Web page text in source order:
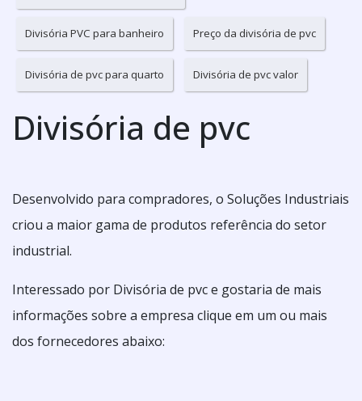
Divisória PVC para banheiro Preço da divisória de pvc
Divisória de pvc para quarto Divisória de pvc valor
Divisória de pvc
Desenvolvido para compradores, o Soluções Industriais
criou a maior gama de produtos referência do setor
industrial.
Interessado por Divisória de pvc e gostaria de mais
informações sobre a empresa clique em um ou mais
dos fornecedores abaixo: